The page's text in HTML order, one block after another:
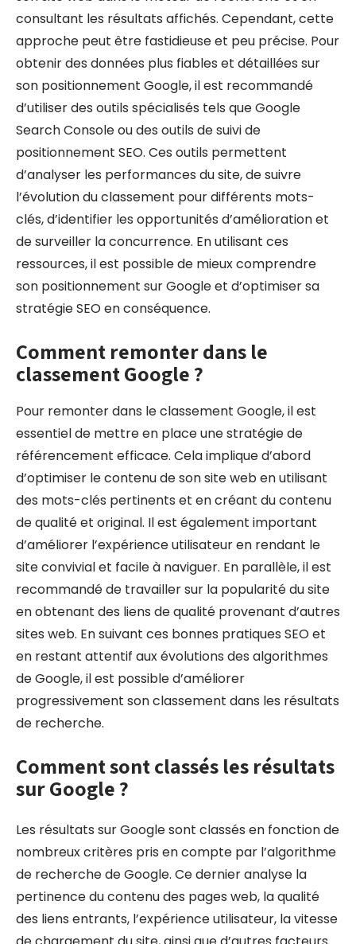
consultant les résultats affichés. Cependant, cette
approche peut être fastidieuse et peu précise. Pour
obtenir des données plus fiables et détaillées sur
son positionnement Google, il est recommandé
d’utiliser des outils spécialisés tels que Google
Search Console ou des outils de suivi de
positionnement SEO. Ces outils permettent
d’analyser les performances du site, de suivre
l’évolution du classement pour différents mots-
clés, d’identifier les opportunités d’amélioration et
de surveiller la concurrence. En utilisant ces
ressources, il est possible de mieux comprendre
son positionnement sur Google et d’optimiser sa
stratégie SEO en conséquence.
Comment remonter dans le
classement Google ?
Pour remonter dans le classement Google, il est
essentiel de mettre en place une stratégie de
référencement efficace. Cela implique d’abord
d’optimiser le contenu de son site web en utilisant
des mots-clés pertinents et en créant du contenu
de qualité et original. Il est également important
d’améliorer l’expérience utilisateur en rendant le
site convivial et facile à naviguer. En parallèle, il est
recommandé de travailler sur la popularité du site
en obtenant des liens de qualité provenant d’autres
sites web. En suivant ces bonnes pratiques SEO et
en restant attentif aux évolutions des algorithmes
de Google, il est possible d’améliorer
progressivement son classement dans les résultats
de recherche.
Comment sont classés les résultats
sur Google ?
Les résultats sur Google sont classés en fonction de
nombreux critères pris en compte par l’algorithme
de recherche de Google. Ce dernier analyse la
pertinence du contenu des pages web, la qualité
des liens entrants, l’expérience utilisateur, la vitesse